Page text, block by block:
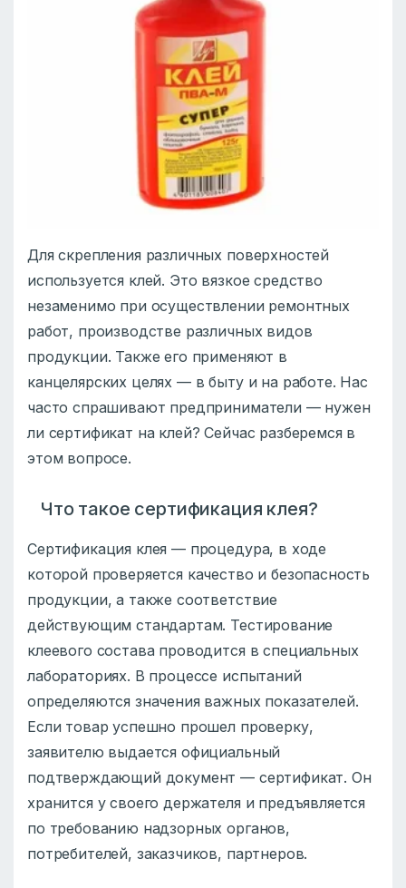
Для скрепления различных поверхностей
используется клей. Это вязкое средство
незаменимо при осуществлении ремонтных
работ, производстве различных видов
продукции. Также его применяют в
канцелярских целях — в быту и на работе. Нас
часто спрашивают предприниматели — нужен
ли сертификат на клей? Сейчас разберемся в
этом вопросе.
Что такое сертификация клея?
Сертификация клея — процедура, в ходе
которой проверяется качество и безопасность
продукции, а также соответствие
действующим стандартам. Тестирование
клеевого состава проводится в специальных
лабораториях. В процессе испытаний
определяются значения важных показателей.
Если товар успешно прошел проверку,
заявителю выдается официальный
подтверждающий документ — сертификат. Он
хранится у своего держателя и предъявляется
по требованию надзорных органов,
потребителей, заказчиков, партнеров.